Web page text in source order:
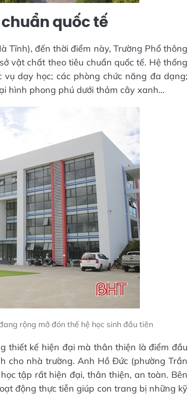
quốc tế
Tĩnh), đến thời điểm này, Trường Phổ thông
vật chất theo tiêu chuẩn quốc tế. Hệ thống
dạy học; các phòng chức năng đa dạng;
hình phong phú dưới thảm cây xanh...
rộng mở đón thế hệ học sinh đầu tiên
thiết kế hiện đại mà thân thiện là điểm đầu
cho nhà trường. Anh Hồ Đức (phường Trần
tập rất hiện đại, thân thiện, an toàn. Bên
động thực tiễn giúp con trang bị những kỹ